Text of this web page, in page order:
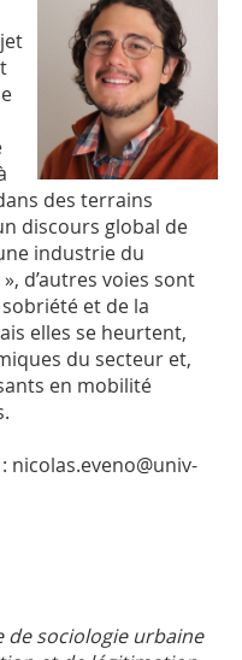
des terrains
discours global de
industrie du
d’autres voies sont
et de la
elles se heurtent,
du secteur et,
en mobilité
nicolas.eveno@univ-
de sociologie urbaine